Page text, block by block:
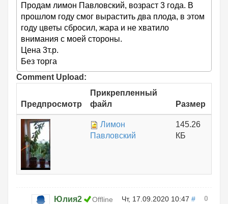
Продам лимон Павловский, возраст 3 года. В
прошлом году смог вырастить два плода, в этом
году цветы сбросил, жара и не хватило
внимания с моей стороны.
Цена 3т.р.
Без торга
Comment Upload:
Предпросмотр
Прикрепленный
файл
Размер
Лимон
Павловский
145.26
КБ
Юлия2 Offline Чт, 17.09.2020 10:47 # 0